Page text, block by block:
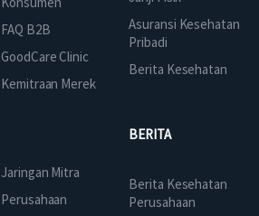
FAQ B2B
GoodCare Clinic
Kemitraan Merek
Asuransi Kesehatan
Pribadi
Berita Kesehatan
Jaringan Mitra
Perusahaan
BERITA
Berita Kesehatan
Perusahaan